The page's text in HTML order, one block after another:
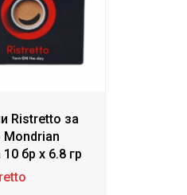
Ristretto за
бр x 6.8 гр